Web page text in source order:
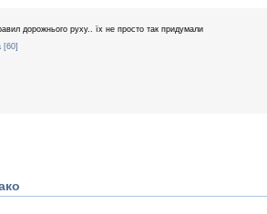
дорожнього руху.. їх не просто так придумали
[60]